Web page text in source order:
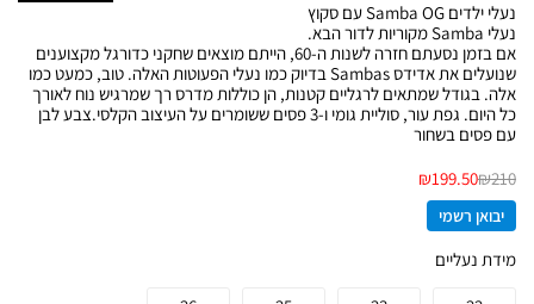
נעלי ילדים Samba OG עם סקוץ
נעלי Samba מקוריות לדור הבא.
אם בזמן נסעתם חזרה לשנות ה-60, הייתם מוצאים שחקני כדורגל מקצוענים
שנועלים את אדידס Sambas בדיוק כמו נעלי הפעוטות האלה. טוב, כמעט כמו
אלה. בגודל שמתאים לרגליים קטנות, הן כוללות מדרס רך שמרגיש נוח לאורך
כל היום. גפת עור, סוליית גומי ו-3 פסים ששומרים על העיצוב הקלסי.צבע לבן
עם פסים בשחור
₪210
₪199.50
יבואן רשמי
מידת נעליים